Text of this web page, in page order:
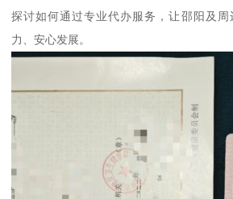
探讨如何通过专业代办服务，让邵阳及
力、安心发展。